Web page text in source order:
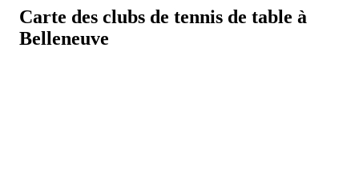
Carte des clubs de tennis de table à
Belleneuve